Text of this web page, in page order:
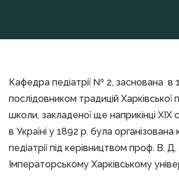
Кафедра педіатрії № 2, заснована в
послідовником традицій Харківської
школи, закладеної ще наприкінці ХІХ
в Україні у 1892 р. була
педіатрії під керівництвом проф. В.
Імператорському Харківському